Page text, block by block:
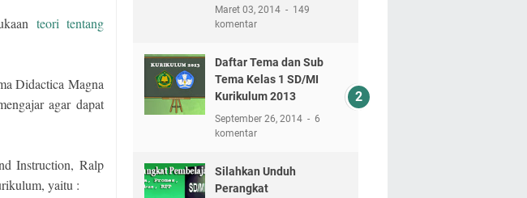
teori tentang
Didactica Magna
agar dapat
Instruction, Ralp
yaitu :
Maret 03, 2014
149
komentar
Daftar Tema dan Sub
Tema Kelas 1 SD/MI
Kurikulum 2013
September 26, 2014
6
komentar
Silahkan Unduh
Perangkat